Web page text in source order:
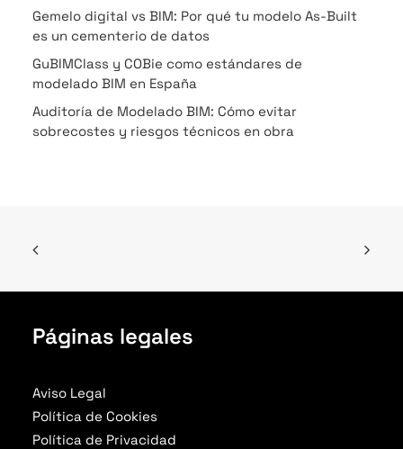
Gemelo digital vs BIM: Por qué tu modelo As-Built
es un cementerio de datos
GuBIMClass y COBie como estándares de
modelado BIM en España
Auditoría de Modelado BIM: Cómo evitar
sobrecostes y riesgos técnicos en obra
Páginas legales
Aviso Legal
Política de Cookies
Política de Privacidad